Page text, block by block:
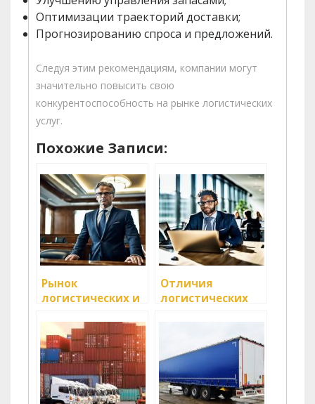
Оптимизации траекторий доставки;
Прогнозированию спроса и предложений.
Следуя этим рекомендациям, компании могут
значительно повысить свою
конкурентоспособность на рынке логистических
услуг.
Похожие Записи:
Рынок
логистических и
услуг: анализ
Отличия
логистических